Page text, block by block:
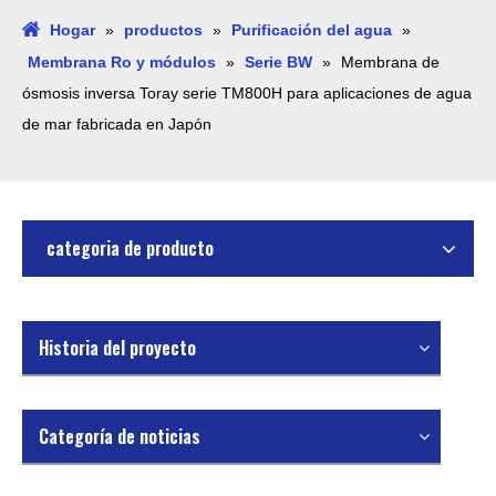
Hogar » productos » Purificación del agua »
Membrana Ro y módulos
» Serie BW »
Membrana de
ósmosis inversa Toray serie TM800H para aplicaciones de agua
de mar fabricada en Japón
categoria de producto
Historia del proyecto
Categoría de noticias